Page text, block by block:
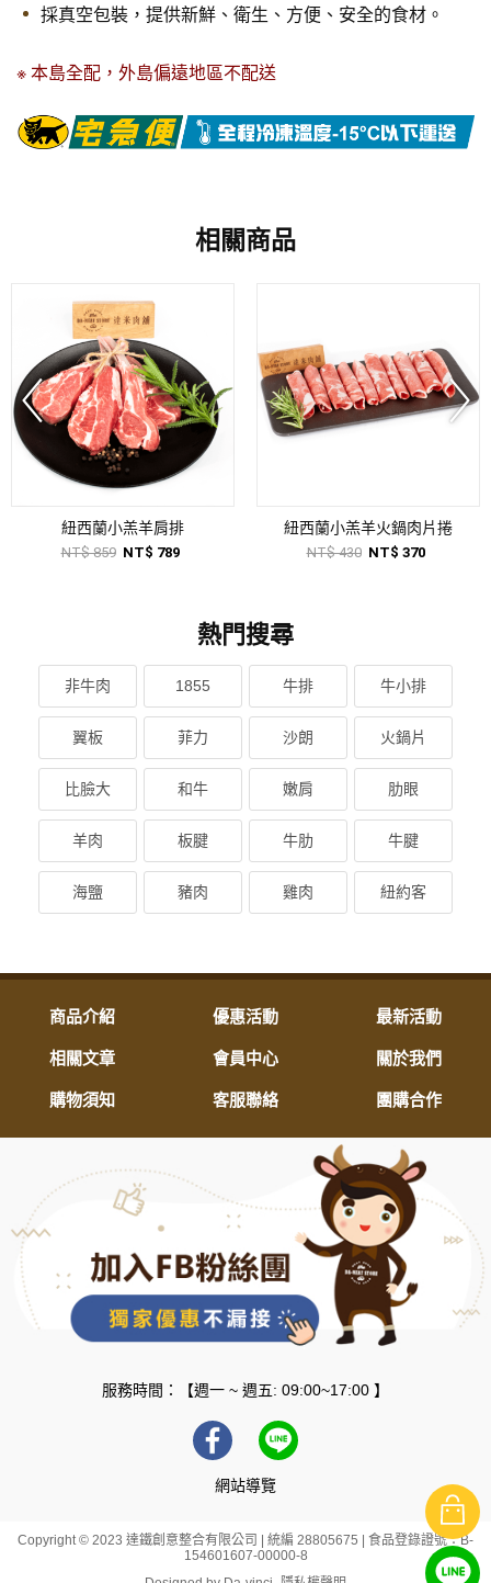
採真空包裝，提供新鮮、衛生、方便、安全的食材。
※ 本島全配，外島偏遠地區不配送
相關商品
紐西蘭小羔羊肩排
NT$ 859 NT$ 789
紐西蘭小羔羊火鍋肉片捲
NT$ 430 NT$ 370
熱門搜尋
非牛肉 1855 牛排 牛小排
翼板 菲力 沙朗 火鍋片
比臉大 和牛 嫩肩 肋眼
羊肉 板腱 牛肋 牛腱
海鹽 豬肉 雞肉 紐約客
商品介紹 優惠活動 最新活動
相關文章 會員中心 關於我們
購物須知 客服聯絡 團購合作
服務時間：【週一 ~ 週五: 09:00~17:00 】
網站導覽
Copyright © 2023 達鐵創意整合有限公司 | 統編 28805675 | 食品登錄證號：B-
154601607-00000-8